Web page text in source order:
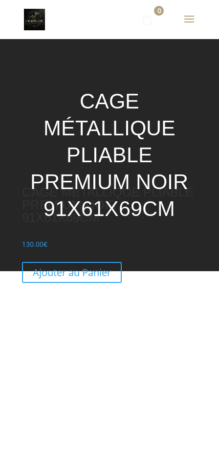
0
CAGE
MÉTALLIQUE
PLIABLE
PREMIUM NOIR
91X61X69CM
CAGE MÉTALLIQUE PLIABLE
PREMIUM NOIR
91X61X69CM
130.00€
Ajouter au Panier